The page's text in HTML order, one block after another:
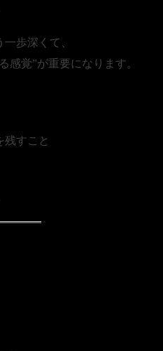
歩深くて、
感覚”が重要になります。
残すこと